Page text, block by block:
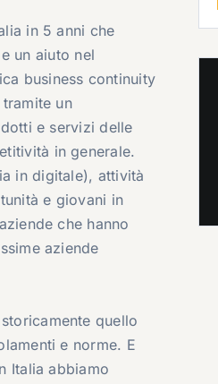
in 5 anni che
un aiuto nel
business continuity
un
e servizi delle
in generale.
in digitale), attività
e giovani in
che hanno
aziende
quello
e norme. E
Italia abbiamo